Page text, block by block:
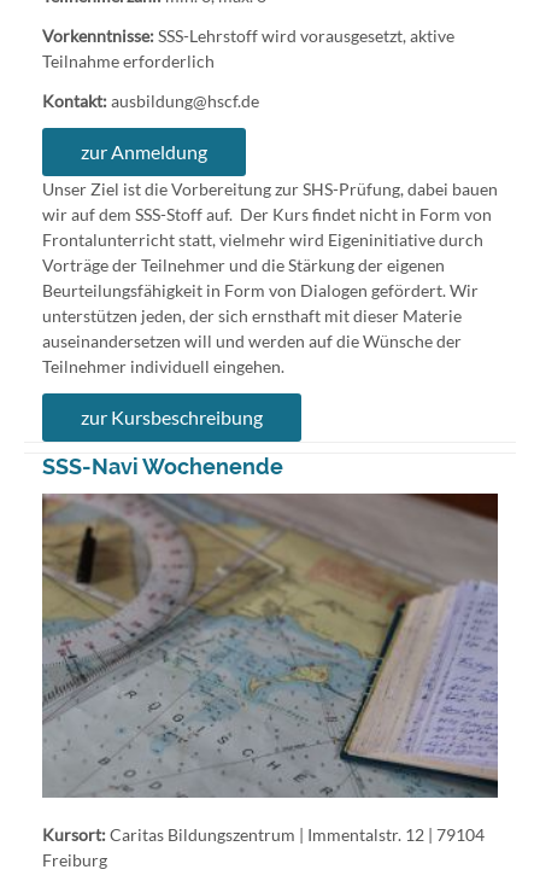
Vorkenntnisse:SSS-Lehrstoff wird vorausgesetzt, aktive
Teilnahme erforderlich
Kontakt:ausbildung@hscf.de
zur Anmeldung
Unser Ziel ist die Vorbereitung zur SHS-Prüfung, dabei bauen
wir auf dem SSS-Stoff auf. Der Kurs findet nicht in Form von
Frontalunterricht statt, vielmehr wird Eigeninitiative durch
Vorträge der Teilnehmer und die Stärkung der eigenen
Beurteilungsfähigkeit in Form von Dialogen gefördert. Wir
unterstützen jeden, der sich ernsthaft mit dieser Materie
auseinandersetzen will und werden auf die Wünsche der
Teilnehmer individuell eingehen.
zur Kursbeschreibung
SSS-Navi Wochenende
Kursort:Caritas Bildungszentrum | Immentalstr. 12 | 79104
Freiburg